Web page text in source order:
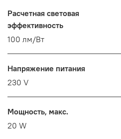
Расчетная световая
эффективность
100 лм/Вт
Напряжение питания
230 V
Мощность, макс.
20 W